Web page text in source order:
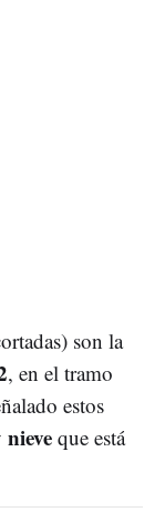
son la
, en el tramo
estos
nieve que está